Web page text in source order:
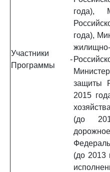
Участники
Программы
-
года),
года),
защиты
2015
(до
(до 2013